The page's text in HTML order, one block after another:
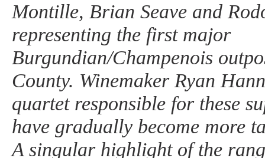
Montille, Brian Seave and
representing the first major
Burgundian/Champenois
County. Winemaker Ryan
quartet responsible for these
have gradually become more
A singular highlight of the